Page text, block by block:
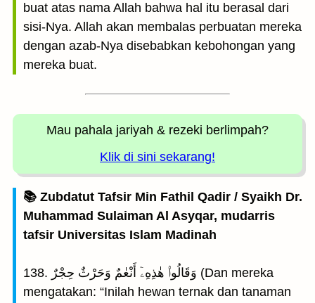
buat atas nama Allah bahwa hal itu berasal dari
sisi-Nya. Allah akan membalas perbuatan mereka
dengan azab-Nya disebabkan kebohongan yang
mereka buat.
Mau pahala jariyah & rezeki berlimpah?
Klik di sini sekarang!
📚 Zubdatut Tafsir Min Fathil Qadir / Syaikh Dr.
Muhammad Sulaiman Al Asyqar, mudarris
tafsir Universitas Islam Madinah
138. وَقَالُوا۟ هٰذِهِۦٓ أَنْعٰمٌ وَحَرْثٌ حِجْرٌ (Dan mereka
mengatakan: “Inilah hewan ternak dan tanaman